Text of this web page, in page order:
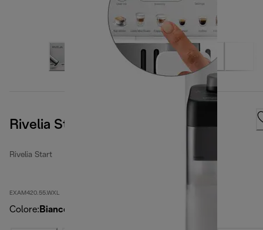
Rivelia Start Artic White
Rivelia Start
EXAM420.55.WXL
Colore: Bianco